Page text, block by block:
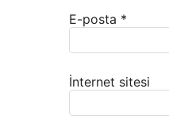
E-posta *
İnternet sitesi